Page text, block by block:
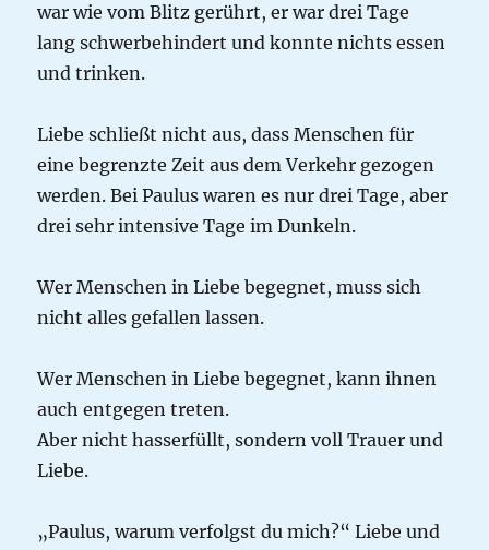
war wie vom Blitz gerührt, er war drei Tage
lang schwerbehindert und konnte nichts essen
und trinken.
Liebe schließt nicht aus, dass Menschen für
eine begrenzte Zeit aus dem Verkehr gezogen
werden. Bei Paulus waren es nur drei Tage, aber
drei sehr intensive Tage im Dunkeln.
Wer Menschen in Liebe begegnet, muss sich
nicht alles gefallen lassen.
Wer Menschen in Liebe begegnet, kann ihnen
auch entgegen treten.
Aber nicht hasserfüllt, sondern voll Trauer und
Liebe.
„Paulus, warum verfolgst du mich?“ Liebe und